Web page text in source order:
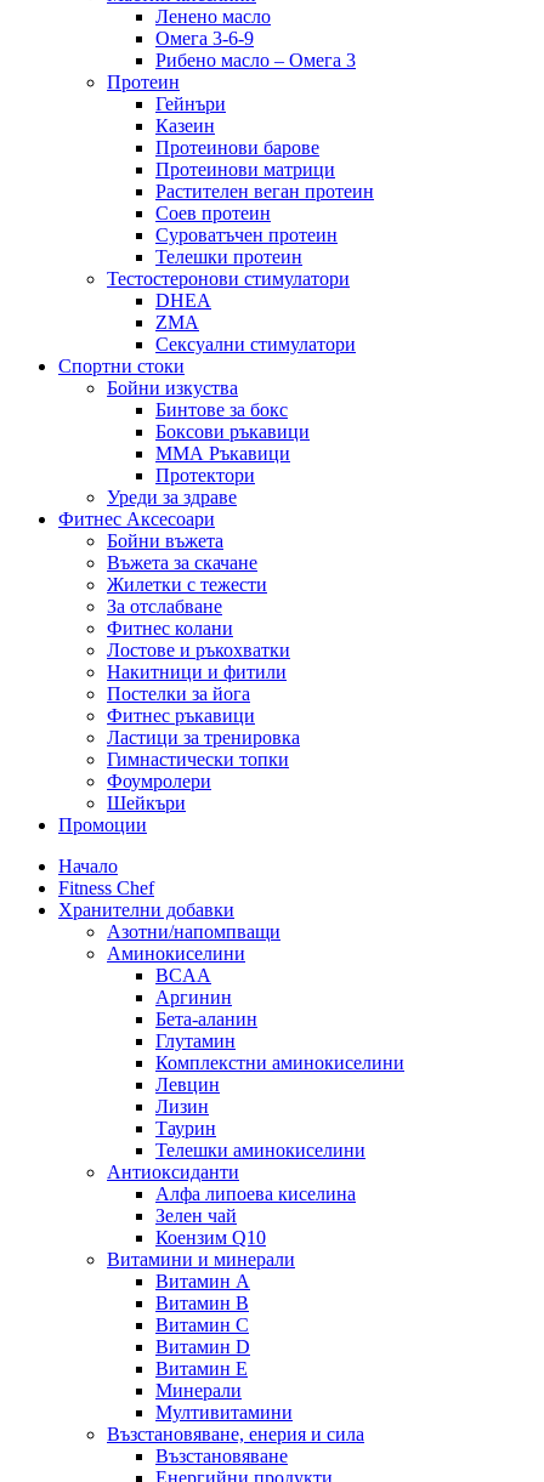
Ленено масло
Омега 3-6-9
Рибено масло – Омега 3
Протеин
Гейнъри
Казеин
Протеинови барове
Протеинови матрици
Растителен веган протеин
Соев протеин
Суроватъчен протеин
Телешки протеин
Тестостеронови стимулатори
DHEA
ZMA
Сексуални стимулатори
Спортни стоки
Бойни изкуства
Бинтове за бокс
Боксови ръкавици
ММА Ръкавици
Протектори
Уреди за здраве
Фитнес Аксесоари
Бойни въжета
Въжета за скачане
Жилетки с тежести
За отслабване
Фитнес колани
Лостове и ръкохватки
Накитници и фитили
Постелки за йога
Фитнес ръкавици
Ластици за тренировка
Гимнастически топки
Фоумролери
Шейкъри
Промоции
Начало
Fitness Chef
Хранителни добавки
Азотни/напомпващи
Аминокиселини
BCAA
Аргинин
Бета-аланин
Глутамин
Комплекстни аминокиселини
Левцин
Лизин
Таурин
Телешки аминокиселини
Антиоксиданти
Алфа липоева киселина
Зелен чай
Коензим Q10
Витамини и минерали
Витамин А
Витамин B
Витамин C
Витамин D
Витамин E
Минерали
Мултивитамини
Възстановяване, енерия и сила
Възстановяване
Енергийни продукти